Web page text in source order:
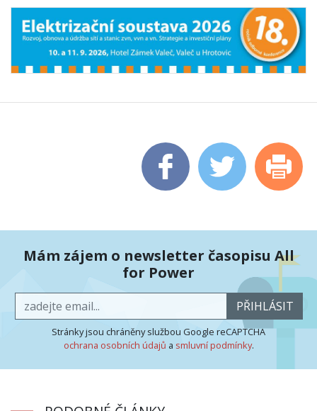
Mám zájem o newsletter časopisu All
for Power
PŘIHLÁSIT
Stránky jsou chráněny službou Google reCAPTCHA
ochrana osobních údajů a smluvní podmínky.